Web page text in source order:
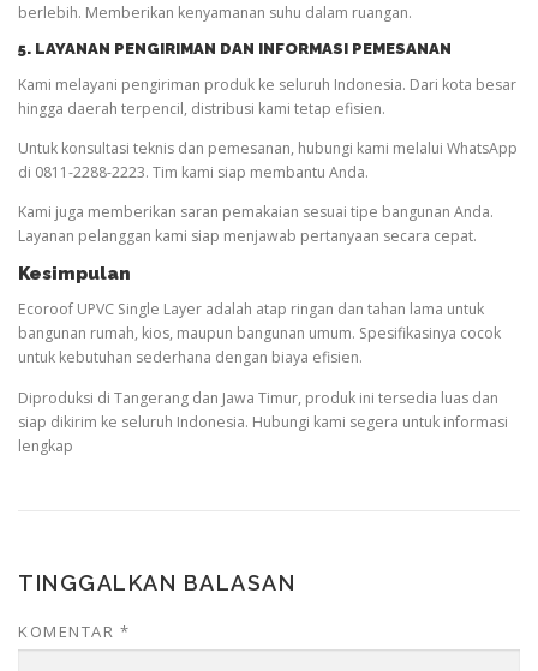
berlebih. Memberikan kenyamanan suhu dalam ruangan.
5. LAYANAN PENGIRIMAN DAN INFORMASI PEMESANAN
Kami melayani pengiriman produk ke seluruh Indonesia. Dari kota besar
hingga daerah terpencil, distribusi kami tetap efisien.
Untuk konsultasi teknis dan pemesanan, hubungi kami melalui WhatsApp
di 0811-2288-2223. Tim kami siap membantu Anda.
Kami juga memberikan saran pemakaian sesuai tipe bangunan Anda.
Layanan pelanggan kami siap menjawab pertanyaan secara cepat.
Kesimpulan
Ecoroof UPVC Single Layer adalah atap ringan dan tahan lama untuk
bangunan rumah, kios, maupun bangunan umum. Spesifikasinya cocok
untuk kebutuhan sederhana dengan biaya efisien.
Diproduksi di Tangerang dan Jawa Timur, produk ini tersedia luas dan
siap dikirim ke seluruh Indonesia. Hubungi kami segera untuk informasi
lengkap
TINGGALKAN BALASAN
KOMENTAR *